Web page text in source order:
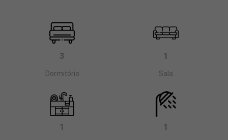
3
Dormitório
1
Sala
1 1